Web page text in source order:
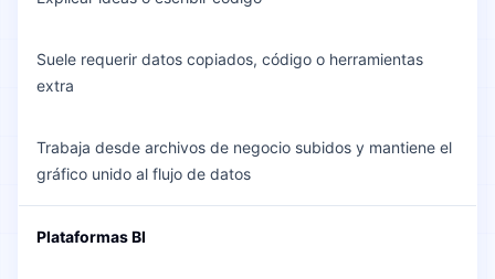
Suele requerir datos copiados, código o herramientas
extra
Trabaja desde archivos de negocio subidos y mantiene el
gráfico unido al flujo de datos
Plataformas BI